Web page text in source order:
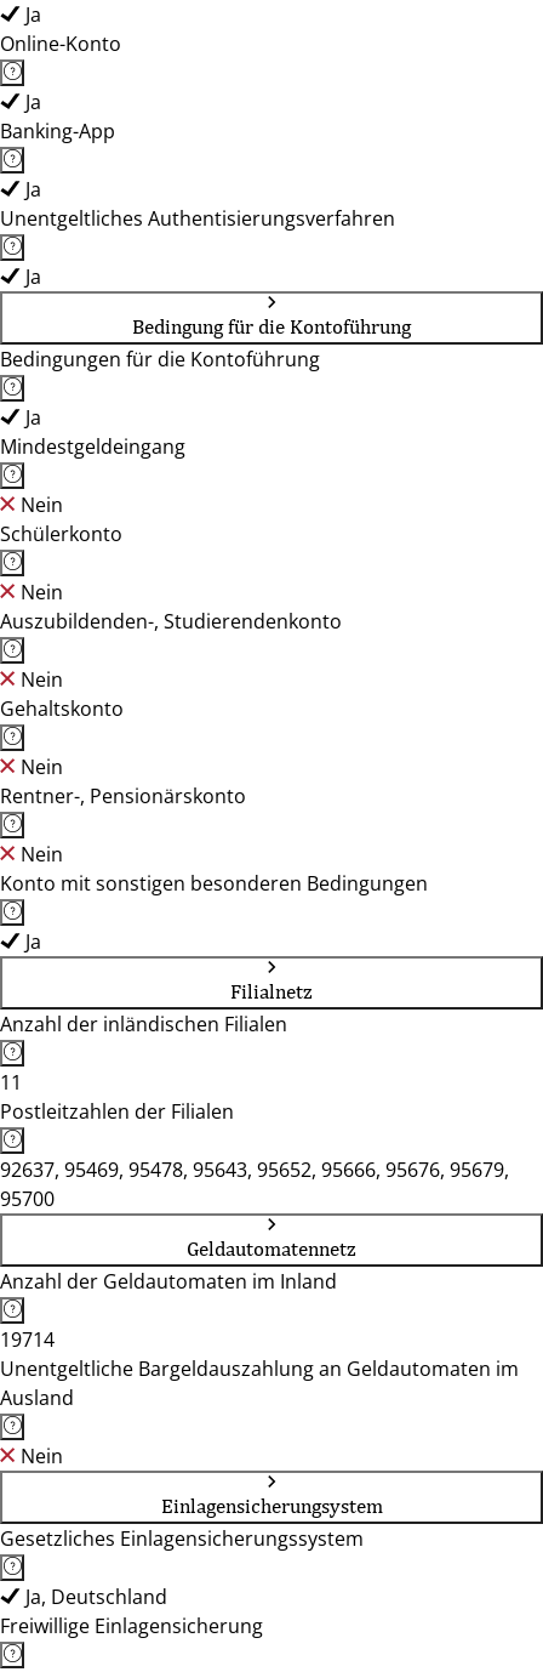
Ja
Online-Konto
Ja
Banking-App
Ja
Unentgeltliches Authentisierungsverfahren
Ja
Bedingung für die Kontoführung
Bedingungen für die Kontoführung
Ja
Mindestgeldeingang
Nein
Schülerkonto
Nein
Auszubildenden-, Studierendenkonto
Nein
Gehaltskonto
Nein
Rentner-, Pensionärskonto
Nein
Konto mit sonstigen besonderen Bedingungen
Ja
Filialnetz
Anzahl der inländischen Filialen
11
Postleitzahlen der Filialen
92637, 95469, 95478, 95643, 95652, 95666, 95676, 95679,
95700
Geldautomatennetz
Anzahl der Geldautomaten im Inland
19714
Unentgeltliche Bargeldauszahlung an Geldautomaten im
Ausland
Nein
Einlagensicherungsystem
Gesetzliches Einlagensicherungssystem
Ja, Deutschland
Freiwillige Einlagensicherung